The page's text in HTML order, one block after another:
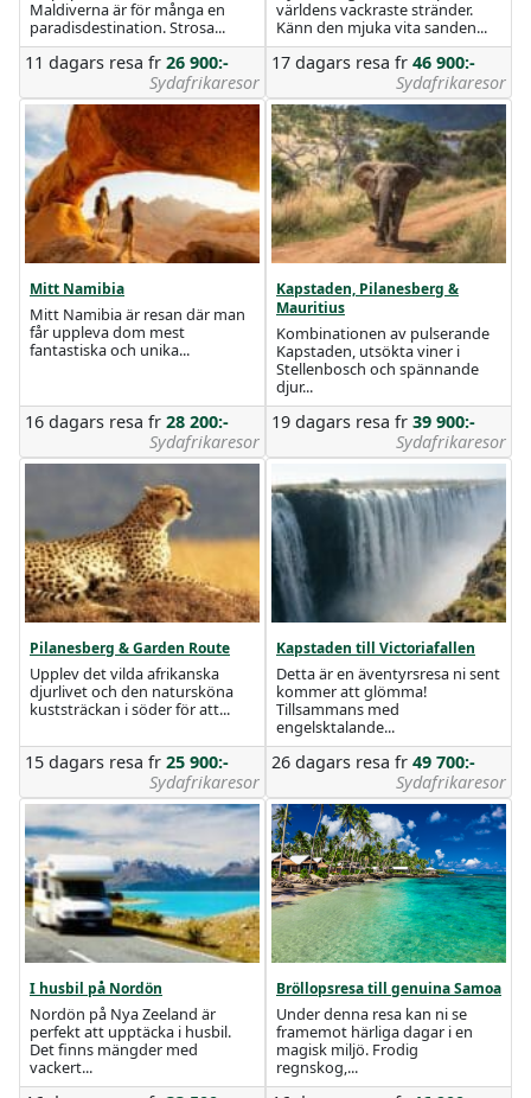
Maldiverna är för många en
paradisdestination. Strosa...
11 dagars resa fr 26 900:-
Sydafrikaresor
världens vackraste stränder.
Känn den mjuka vita sanden...
17 dagars resa fr 46 900:-
Sydafrikaresor
Mitt Namibia
Mitt Namibia är resan där man
får uppleva dom mest
fantastiska och unika...
16 dagars resa fr 28 200:-
Sydafrikaresor
Kapstaden, Pilanesberg &
Mauritius
Kombinationen av pulserande
Kapstaden, utsökta viner i
Stellenbosch och spännande
djur...
19 dagars resa fr 39 900:-
Sydafrikaresor
Pilanesberg & Garden Route
Upplev det vilda afrikanska
djurlivet och den natursköna
kuststräckan i söder för att...
15 dagars resa fr 25 900:-
Sydafrikaresor
Kapstaden till Victoriafallen
Detta är en äventyrsresa ni sent
kommer att glömma!
Tillsammans med
engelsktalande...
26 dagars resa fr 49 700:-
Sydafrikaresor
I husbil på Nordön
Nordön på Nya Zeeland är
perfekt att upptäcka i husbil.
Det finns mängder med
vackert...
Bröllopsresa till genuina Samoa
Under denna resa kan ni se
framemot härliga dagar i en
magisk miljö. Frodig
regnskog,...